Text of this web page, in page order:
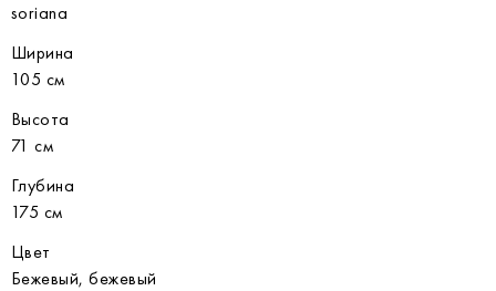
soriana
Ширина
105 см
Высота
71 см
Глубина
175 см
Цвет
Бежевый, бежевый